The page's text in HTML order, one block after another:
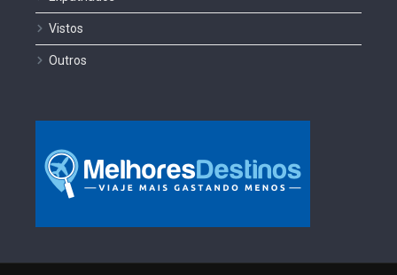
Vistos
Outros